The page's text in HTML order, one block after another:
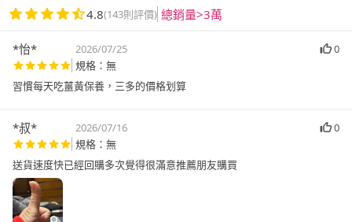
4.8(143則評價) 總銷量>3萬
*怡* 2026/07/25
0
規格：無
習慣每天吃薑黃保養，三多的價格划算
*叔* 2026/07/16
0
規格：無
送貨速度快已經回購多次覺得很滿意推薦朋友購買